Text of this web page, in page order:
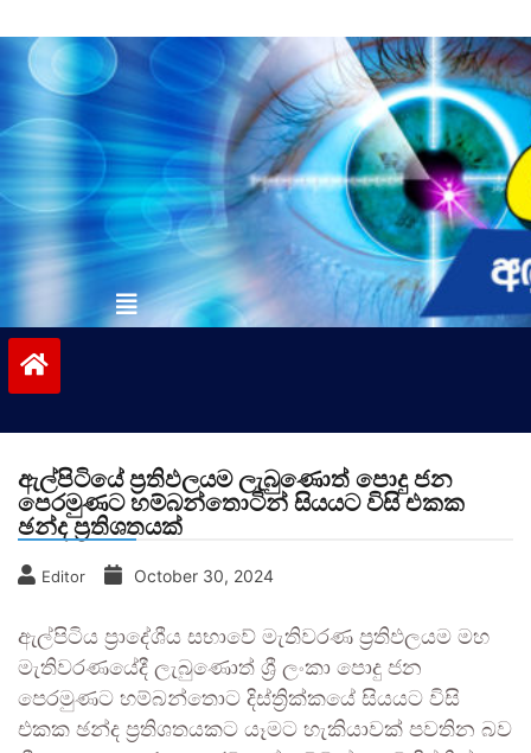
to
contentvinivida.lk
ඇල්පිටියේ ප්‍රතිඵලයම ලැබුණොත් පොදු ජන
පෙරමුණට හම්බන්තොටින් සියයට විසි එකක
ඡන්ද ප්‍රතිශතයක්
Editor October 30, 2024
ඇල්පිටිය ප්‍රාදේශීය සභාවේ මැතිවරණ ප්‍රතිඵලයම මහ
මැතිවරණයේදී ලැබුණොත් ශ්‍රී ලංකා පොදු ජන
පෙරමුණට හම්බන්තොට දිස්ත්‍රික්කයේ සියයට විසි
එකක ඡන්ද ප්‍රතිශතයකට යෑමට හැකියාවක් පවතින බව